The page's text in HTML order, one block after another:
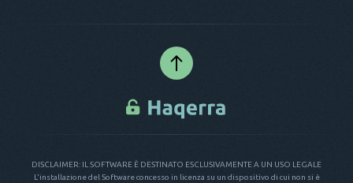
DISCLAIMER: IL SOFTWARE È DESTINATO ESCLUSIVAMENTE A UN USO LEGALE
L'installazione del Software concesso in licenza su un dispositivo di cui non si è